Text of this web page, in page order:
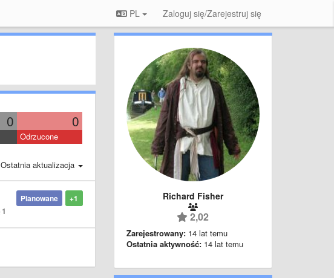
PL Zaloguj się/Zarejestruj się
0 0
Odrzucone
Ostatnia aktualizacja
+1
Planowane
1
Richard Fisher
2,02
Zarejestrowany: 14 lat temu
Ostatnia aktywność: 14 lat temu